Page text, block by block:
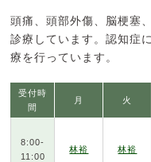
頭痛、頭部外傷、脳梗塞
診療しています。認知症
療を行っています。
受付時
間
月 火
8:00-
11:00
林裕 林裕